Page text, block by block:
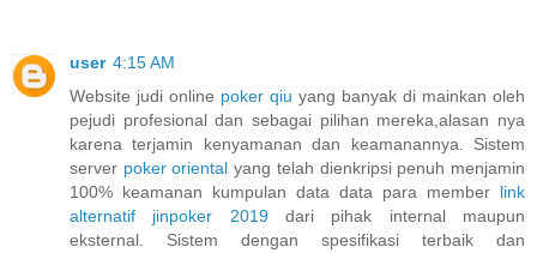
user 4:15 AM
Website judi online poker qiu yang banyak di mainkan oleh
pejudi profesional dan sebagai pilihan mereka,alasan nya
karena terjamin kenyamanan dan keamanannya. Sistem
server poker oriental yang telah dienkripsi penuh menjamin
100% keamanan kumpulan data data para member link
alternatif jinpoker 2019dari pihak internal maupun
eksternal. Sistem dengan spesifikasi terbaik dan